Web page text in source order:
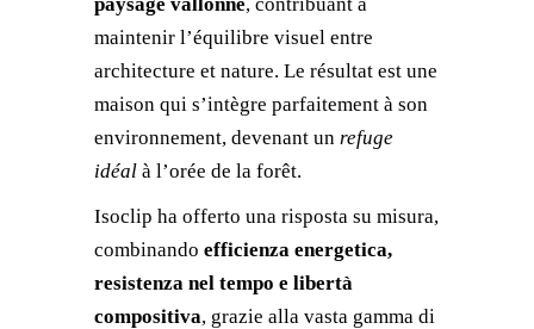
maintenir l’équilibre visuel entre
architecture et nature. Le résultat est une
maison qui s’intègre parfaitement à son
environnement, devenant un refuge
idéal à l’orée de la forêt.
Isoclip ha offerto una risposta su misura,
combinando efficienza energetica,
resistenza nel tempo e libertà
compositiva, grazie alla vasta gamma di